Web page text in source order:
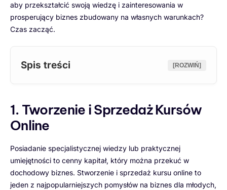
aby przekształcić swoją wiedzę i zainteresowania w
prosperujący biznes zbudowany na własnych warunkach?
Czas zacząć.
Spis treści [ROZWIŃ]
1. Tworzenie i Sprzedaż Kursów
Online
Posiadanie specjalistycznej wiedzy lub praktycznej
umiejętności to cenny kapitał, który można przekuć w
dochodowy biznes. Stworzenie i sprzedaż kursu online to
jeden z najpopularniejszych pomysłów na biznes dla młodych,